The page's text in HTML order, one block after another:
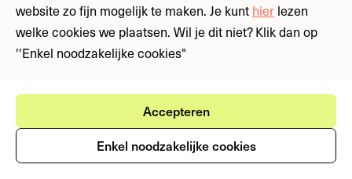
website zo fijn mogelijk te maken. Je kunt hier lezen
welke cookies we plaatsen. Wil je dit niet? Klik dan op
''Enkel noodzakelijke cookies"
Accepteren
Enkel noodzakelijke cookies